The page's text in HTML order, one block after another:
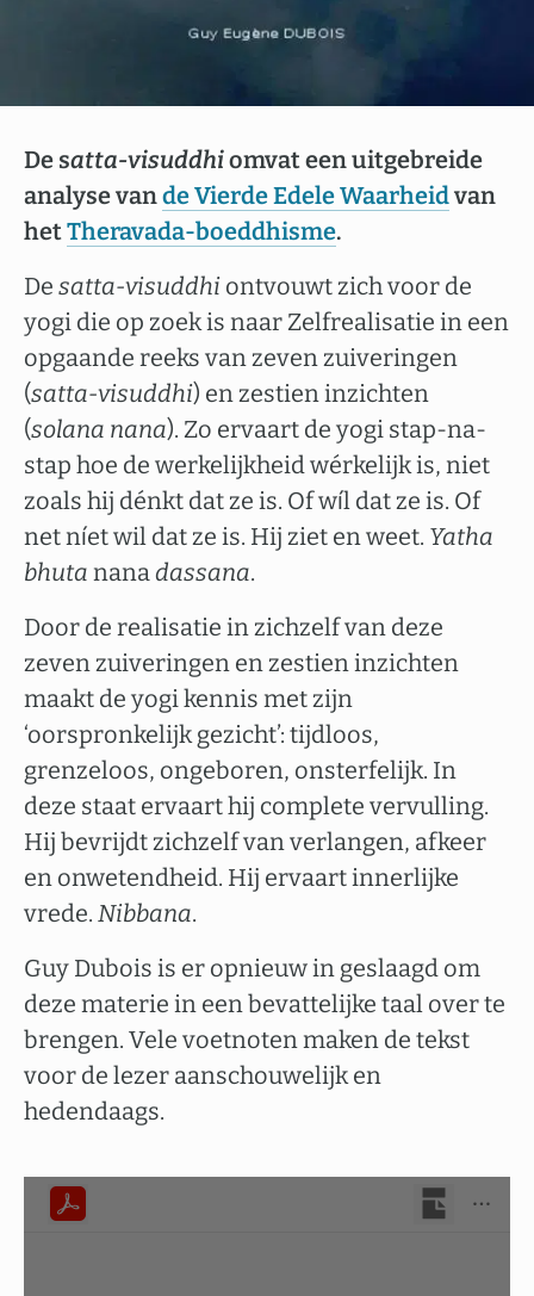
De satta-visuddhiomvat een uitgebreide
analyse vande Vierde Edele Waarheidvan
hetTheravada-boeddhisme.
De satta-visuddhi ontvouwt zich voor de
yogi die op zoek is naar Zelfrealisatie in een
opgaande reeks van zeven zuiveringen
(satta-visuddhi) en zestien inzichten
(solana nana). Zo ervaart de yogi stap-na-
stap hoe de werkelijkheid wérkelijk is, niet
zoals hij dénkt dat ze is. Of wíl dat ze is. Of
net níet wil dat ze is. Hij ziet en weet. Yatha
bhuta nanadassana.
Door de realisatie in zichzelf van deze
zeven zuiveringen en zestien inzichten
maakt de yogi kennis met zijn
‘oorspronkelijk gezicht’: tijdloos,
grenzeloos, ongeboren, onsterfelijk. In
deze staat ervaart hij complete vervulling.
Hij bevrijdt zichzelf van verlangen, afkeer
en onwetendheid. Hij ervaart innerlijke
vrede. Nibbana.
Guy Dubois is er opnieuw in geslaagd om
deze materie in een bevattelijke taal over te
brengen. Vele voetnoten maken de tekst
voor de lezer aanschouwelijk en
hedendaags.